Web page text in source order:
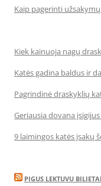
Kaip pagerinti
Kiek kainuoja nagų
Katės gadina baldus ir
Pagrindinė draskyklių
Geriausia dovana
9 laimingos katės įsakų
PIGUS LEKTUVU BILIETAI